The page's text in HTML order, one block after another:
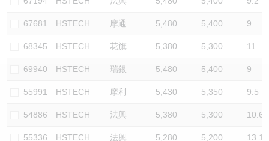
67681 HSTECH 摩通 5,480 5,400 9
68345 HSTECH 花旗 5,380 5,300 11
69940 HSTECH 瑞銀 5,480 5,400 9
55991 HSTECH 摩利 5,430 5,350 9.5
54886 HSTECH 法興 5,380 5,300 10.6
55336 HSTECH 法興 5,280 5,200 13.1
認股證/牛熊證日誌
認股證文件及公告
牛熊證到期結算價查詢
牛熊證分析儀
牛熊證文件及公告
中資ETFs溢價比較
AH 股價對照
ADR